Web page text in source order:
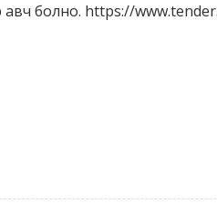
авч болно. https://